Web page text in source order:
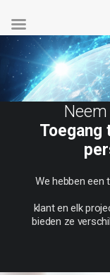
Toegang
We hebben een
klant en elk
bieden ze